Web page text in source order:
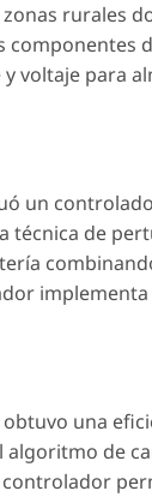
rurales
voltaje para
un
técnica de
una
algoritmo de